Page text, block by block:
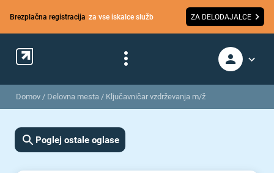
Brezplačna registracija za vse iskalce služb ZA DELODAJALCE
Domov / Delovna mesta / Ključavničar vzdrževanja m/ž
Poglej ostale oglase